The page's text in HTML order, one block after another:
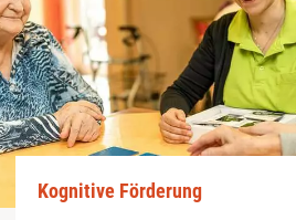
Kognitive Förderung